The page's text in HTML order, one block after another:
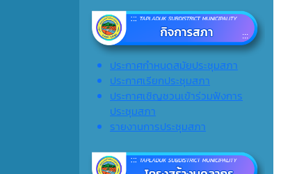
ประกาศกำหนดสมัยประชุมสภา
ประกาศเรียกประชุมสภา
ประกาศเชิญชวนเข้าร่วมฟังการ
ประชุมสภา
รายงานการประชุมสภา